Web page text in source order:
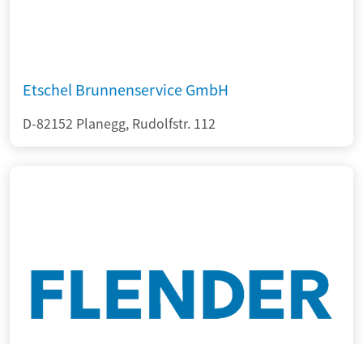
Etschel Brunnenservice GmbH
D-82152 Planegg, Rudolfstr. 112